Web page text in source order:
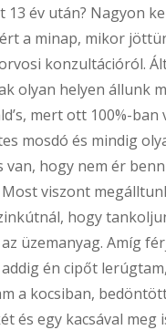
13 év után? Nagyon
a minap, mikor
konzultációról.
olyan helyen állunk
mert ott 100%-ban
mosdó és mindig
van, hogy nem ér
viszont
hogy
üzemanyag. Amíg
én cipőt lerúgtam,
a kocsiban,
és egy kacsával meg